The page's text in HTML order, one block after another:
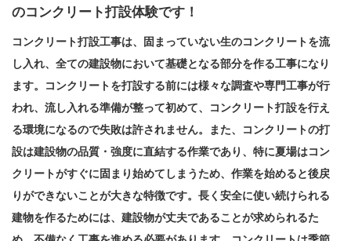
のコンクリート打設体験です！
コンクリート打設工事は、
固まっていない生のコンクリートを流
し入れ、全ての建設物において基礎となる部分を作る工事になり
ます。コンクリートを打設する前には様々な調査や専門工事が行
われ、流し入れる準備が整って初めて、コンクリート打設を行え
る環境になるので失敗は許されません。また、コンクリートの打
設は建設物の品質・強度に直結する作業であり、特に夏場はコン
クリートがすぐに固まり始めてしまうため、作業を始めると後戻
りができないことが大きな特徴です。長く安全に使い続けられる
建物を作るためには、建設物が丈夫であることが求められるた